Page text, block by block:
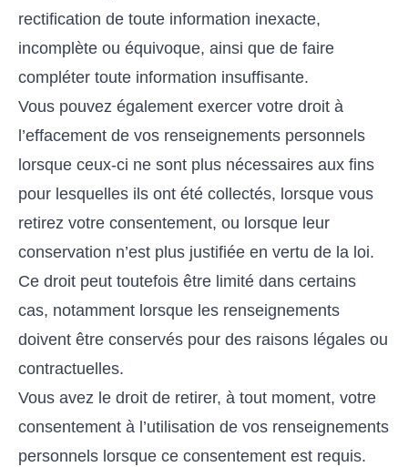
rectification de toute information inexacte,
incomplète ou équivoque, ainsi que de faire
compléter toute information insuffisante.
Vous pouvez également exercer votre droit à
l’effacement de vos renseignements personnels
lorsque ceux-ci ne sont plus nécessaires aux fins
pour lesquelles ils ont été collectés, lorsque vous
retirez votre consentement, ou lorsque leur
conservation n’est plus justifiée en vertu de la loi.
Ce droit peut toutefois être limité dans certains
cas, notamment lorsque les renseignements
doivent être conservés pour des raisons légales ou
contractuelles.
Vous avez le droit de retirer, à tout moment, votre
consentement à l’utilisation de vos renseignements
personnels lorsque ce consentement est requis.